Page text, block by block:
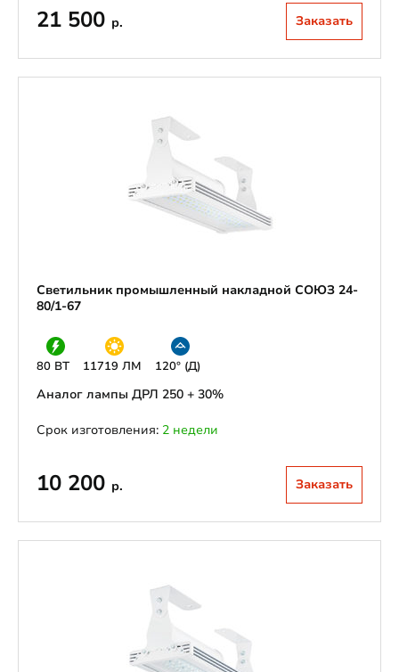
21 500 р. Заказать
Светильник промышленный накладной СОЮЗ 24-
80/1-67
80 ВТ 11719 ЛМ 120° (Д)
Аналог лампы ДРЛ 250 + 30%
Срок изготовления: 2 недели
10 200 р. Заказать